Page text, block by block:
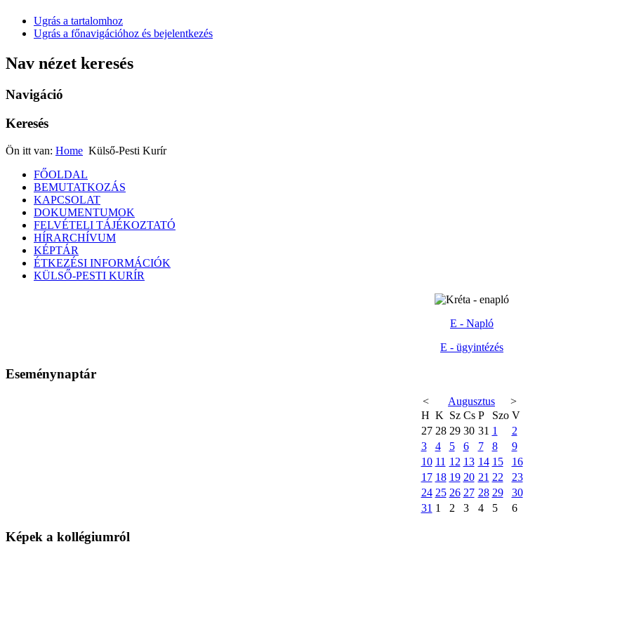
Ugrás a tartalomhoz
Ugrás a főnavigációhoz és bejelentkezés
Nav nézet keresés
Navigáció
Keresés
Ön itt van: Home Külső-Pesti Kurír
FŐOLDAL
BEMUTATKOZÁS
KAPCSOLAT
DOKUMENTUMOK
FELVÉTELI TÁJÉKOZTATÓ
HÍRARCHÍVUM
KÉPTÁR
ÉTKEZÉSI INFORMÁCIÓK
KÜLSŐ-PESTI KURÍR
E - Napló
E - ügyintézés
Eseménynaptár
< Augusztus
>
H K Sz Cs P Szo V
27 28 29 30 31 1
2
3
4 5 6 7 8
9
10 11 12 13 14 15
16
17 18 19 20 21 22
23
24 25 26 27 28 29
30
31 1 2 3 4 5 6
Képek a kollégiumról